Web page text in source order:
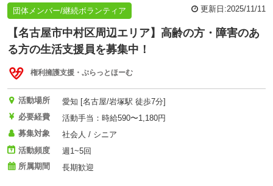
団体メンバー/継続ボランティア 更新日:2025/11/11
【名古屋市中村区周辺エリア】高齢の方・障害のあ
る方の生活支援員を募集中！
権利擁護支援・ぷらっとほーむ
活動場所
愛知 [名古屋/岩塚駅 徒歩7分]
必要経費
活動手当：時給590〜1,180円
募集対象
社会人 / シニア
活動頻度
週1~5回
所属期間
長期歓迎